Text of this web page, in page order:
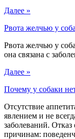
Далее »
Рвота желчью у
Рвота желчью у
она связана с
Далее »
Почему у собаки
Отсутствие
явлением и не
заболеваний.
причинам: